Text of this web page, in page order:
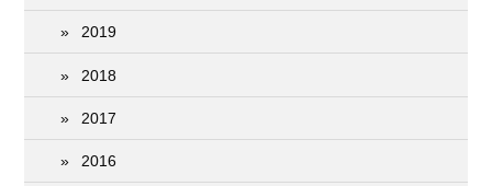
2019
2018
2017
2016